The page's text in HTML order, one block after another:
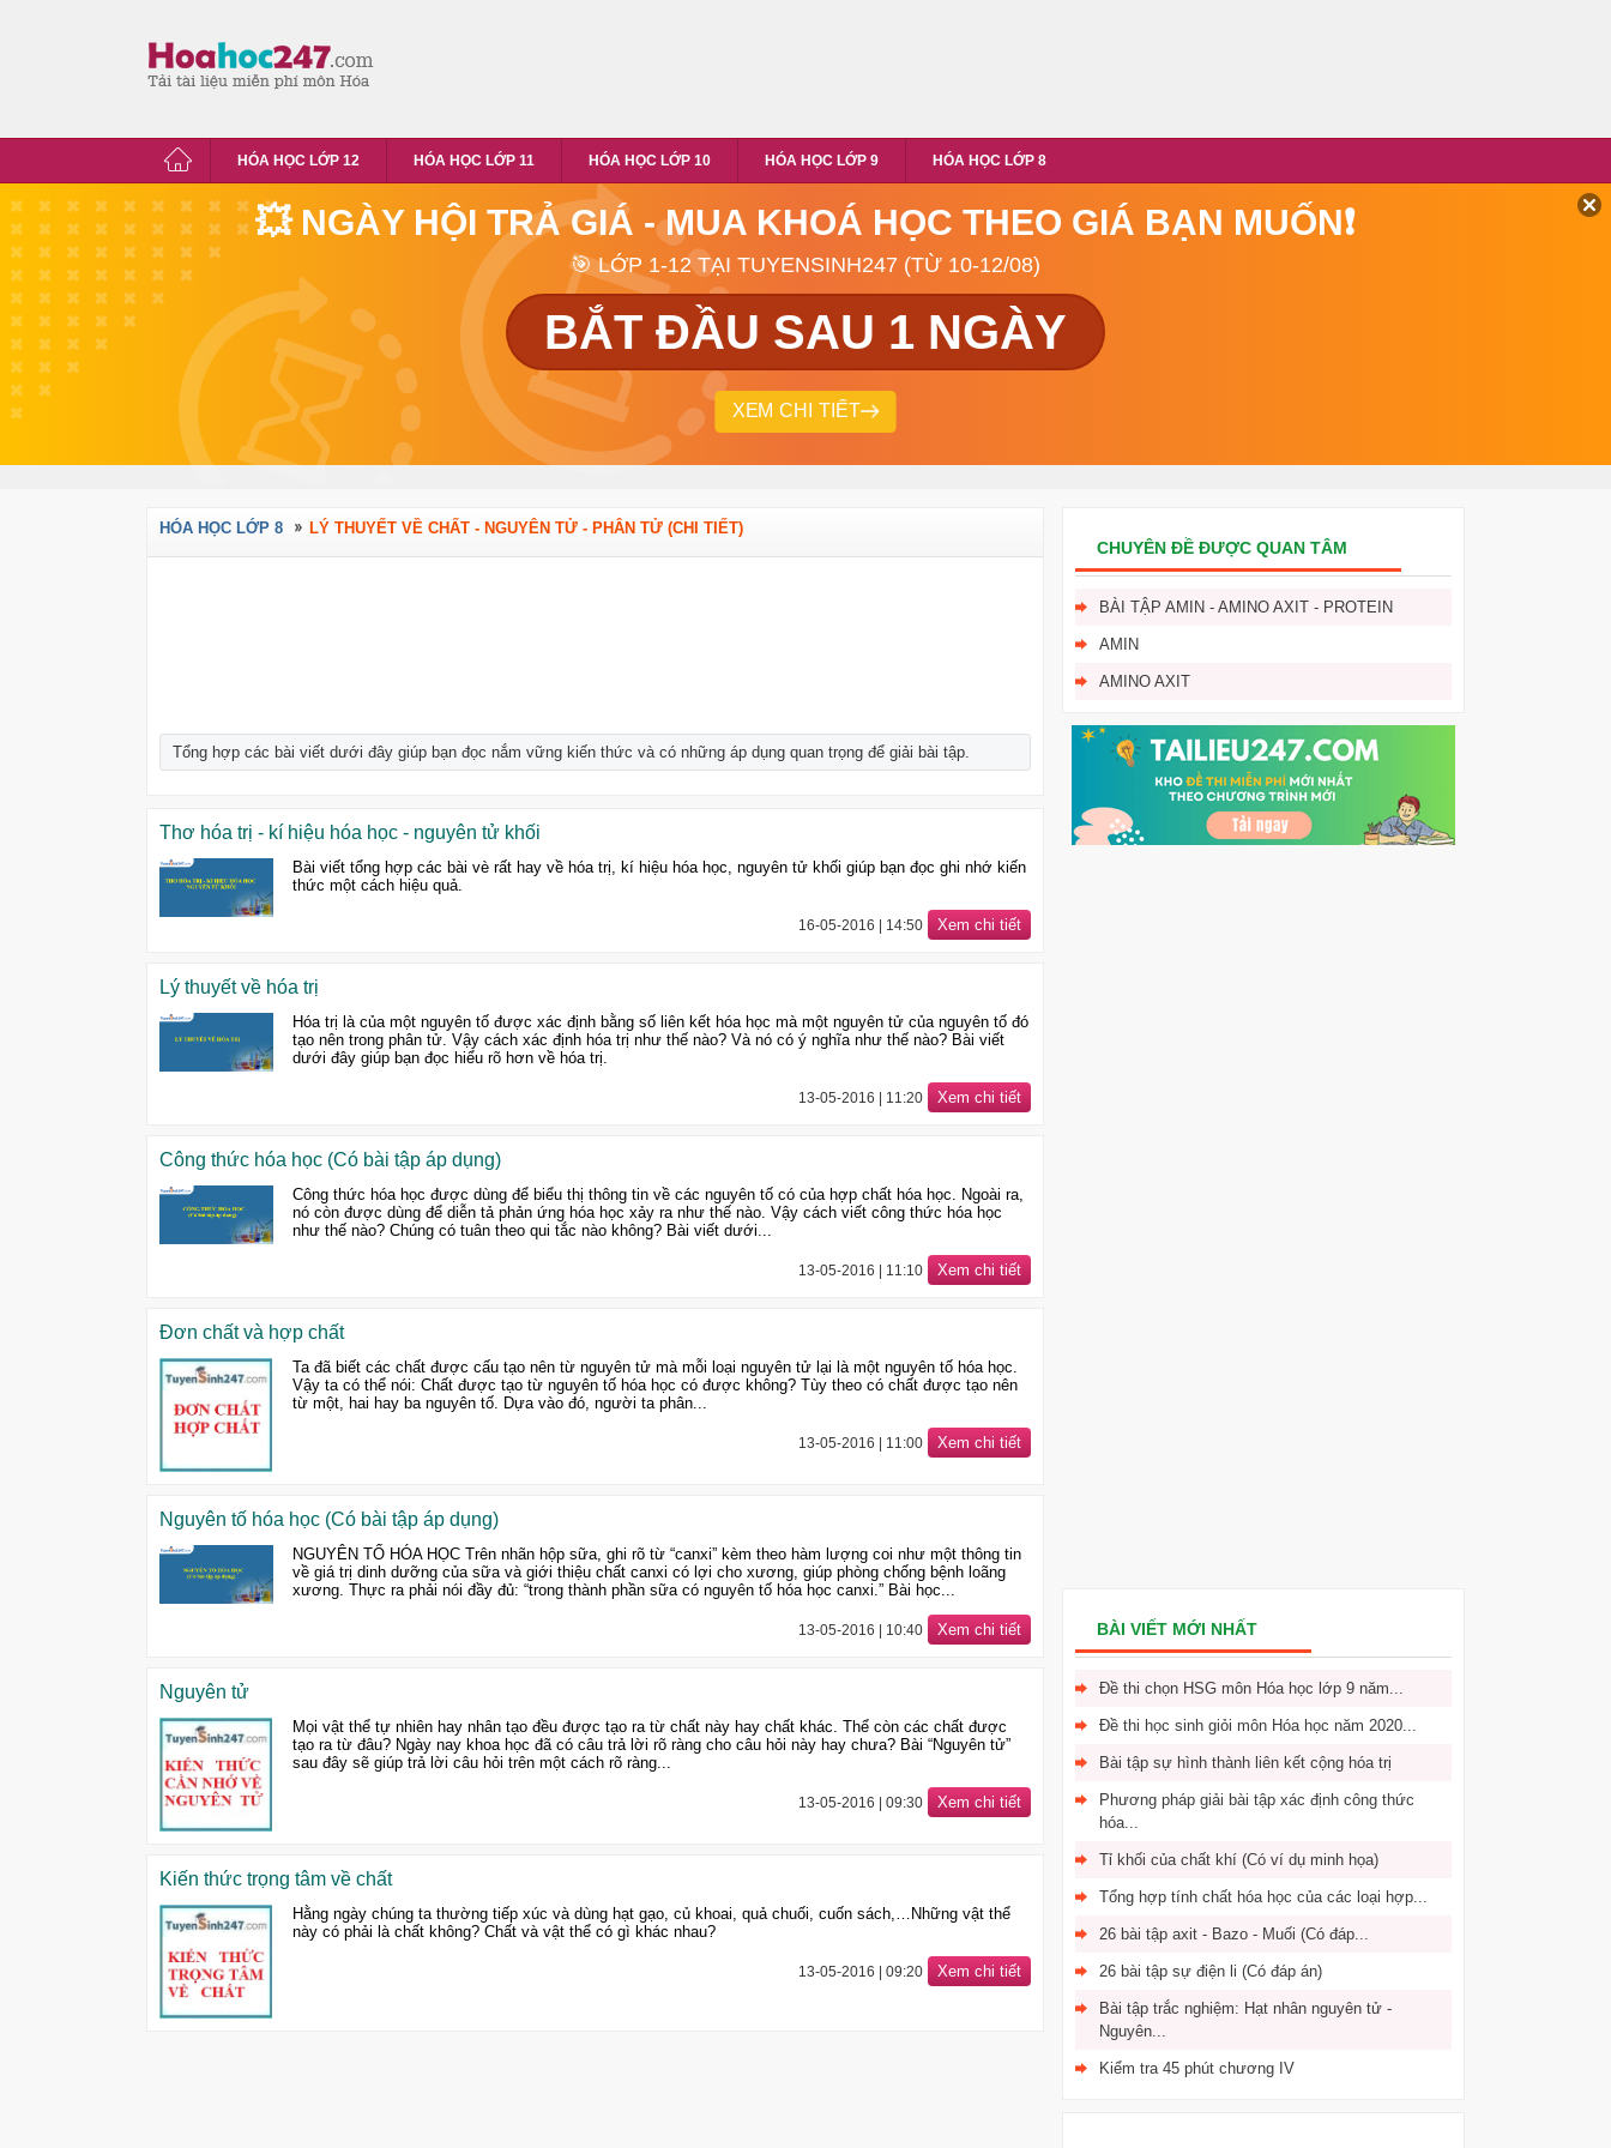
HÓA HỌC LỚP 12 HÓA HỌC LỚP 11 HÓA HỌC LỚP 10 HÓA HỌC LỚP 9 HÓA HỌC LỚP 8
💥 NGÀY HỘI TRẢ GIÁ - MUA KHOÁ HỌC THEO GIÁ BẠN MUỐN❗
🎯 LỚP 1-12 TẠI TUYENSINH247 (TỪ 10-12/08)
BẮT ĐẦU SAU 1 NGÀY
XEM CHI TIẾT
HÓA HỌC LỚP 8 LÝ THUYẾT VỀ CHẤT - NGUYÊN TỬ - PHÂN TỬ (CHI TIẾT)
Tổng hợp các bài viết dưới đây giúp bạn đọc nắm vững kiến thức và có những áp dụng quan trọng để giải bài tập.
Thơ hóa trị - kí hiệu hóa học - nguyên tử khối
Bài viết tổng hợp các bài vè rất hay về hóa trị, kí hiệu hóa học, nguyên tử khối giúp bạn đọc ghi nhớ kiến
thức một cách hiệu quả.
16-05-2016 | 14:50 Xem chi tiết
Lý thuyết về hóa trị
Hóa trị là của một nguyên tố được xác định bằng số liên kết hóa học mà một nguyên tử của nguyên tố đó
tạo nên trong phân tử. Vậy cách xác định hóa trị như thế nào? Và nó có ý nghĩa như thế nào? Bài viết
dưới đây giúp bạn đọc hiểu rõ hơn về hóa trị.
13-05-2016 | 11:20 Xem chi tiết
Công thức hóa học (Có bài tập áp dụng)
Công thức hóa học được dùng để biểu thị thông tin về các nguyên tố có của hợp chất hóa học. Ngoài ra,
nó còn được dùng để diễn tả phản ứng hóa học xảy ra như thế nào. Vậy cách viết công thức hóa học
như thế nào? Chúng có tuân theo qui tắc nào không? Bài viết dưới...
13-05-2016 | 11:10 Xem chi tiết
Đơn chất và hợp chất
Ta đã biết các chất được cấu tạo nên từ nguyên tử mà mỗi loại nguyên tử lại là một nguyên tố hóa học.
Vậy ta có thể nói: Chất được tạo từ nguyên tố hóa học có được không? Tùy theo có chất được tạo nên
từ một, hai hay ba nguyên tố. Dựa vào đó, người ta phân...
13-05-2016 | 11:00 Xem chi tiết
Nguyên tố hóa học (Có bài tập áp dụng)
NGUYÊN TỐ HÓA HỌC Trên nhãn hộp sữa, ghi rõ từ “canxi” kèm theo hàm lượng coi như một thông tin
về giá trị dinh dưỡng của sữa và giới thiệu chất canxi có lợi cho xương, giúp phòng chống bệnh loãng
xương. Thực ra phải nói đầy đủ: “trong thành phần sữa có nguyên tố hóa học canxi.” Bài học...
13-05-2016 | 10:40 Xem chi tiết
Nguyên tử
Mọi vật thể tự nhiên hay nhân tạo đều được tạo ra từ chất này hay chất khác. Thể còn các chất được
tạo ra từ đâu? Ngày nay khoa học đã có câu trả lời rõ ràng cho câu hỏi này hay chưa? Bài “Nguyên tử”
sau đây sẽ giúp trả lời câu hỏi trên một cách rõ ràng...
13-05-2016 | 09:30 Xem chi tiết
Kiến thức trọng tâm về chất
Hằng ngày chúng ta thường tiếp xúc và dùng hạt gạo, củ khoai, quả chuối, cuốn sách,…Những vật thể
này có phải là chất không? Chất và vật thể có gì khác nhau?
13-05-2016 | 09:20 Xem chi tiết
CHUYÊN ĐỀ ĐƯỢC QUAN TÂM
BÀI TẬP AMIN - AMINO AXIT - PROTEIN
AMIN
AMINO AXIT
BÀI VIẾT MỚI NHẤT
Đề thi chọn HSG môn Hóa học lớp 9 năm...
Đề thi học sinh giỏi môn Hóa học năm 2020...
Bài tập sự hình thành liên kết cộng hóa trị
Phương pháp giải bài tập xác định công thức
hóa...
Tỉ khối của chất khí (Có ví dụ minh họa)
Tổng hợp tính chất hóa học của các loại hợp...
26 bài tập axit - Bazo - Muối (Có đáp...
26 bài tập sự điện li (Có đáp án)
Bài tập trắc nghiệm: Hạt nhân nguyên tử -
Nguyên...
Kiểm tra 45 phút chương IV